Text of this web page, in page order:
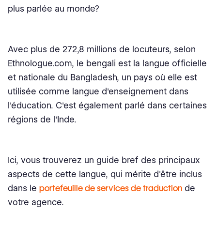
plus parlée au monde?
Avec plus de 272,8 millions de locuteurs, selon
Ethnologue.com, le bengali est la langue officielle
et nationale du Bangladesh, un pays où elle est
utilisée comme langue d'enseignement dans
l'éducation. C'est également parlé dans certaines
régions de l'Inde.
Ici, vous trouverez un guide bref des principaux
aspects de cette langue, qui mérite d'être inclus
dans le portefeuille de services de traduction de
votre agence.